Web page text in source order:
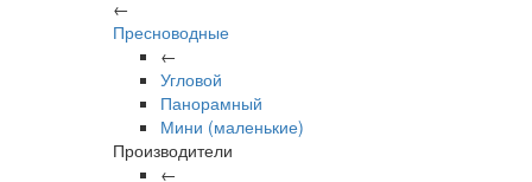
←
Пресноводные
←
Угловой
Панорамный
Мини (маленькие)
Производители
←